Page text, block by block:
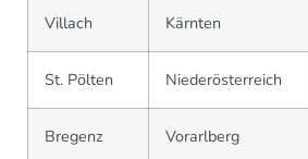
Villach Kärnten
St. Pölten Niederösterreich
Bregenz Vorarlberg